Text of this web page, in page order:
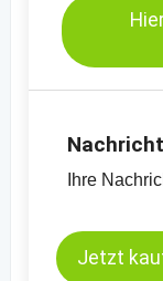
-
Preischart
Ihre
Jetzt